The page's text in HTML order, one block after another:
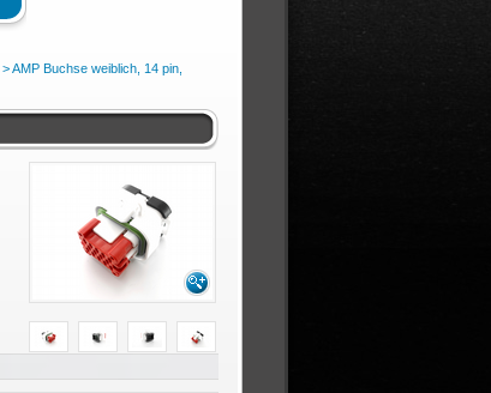
> AMP Buchse weiblich, 14 pin,